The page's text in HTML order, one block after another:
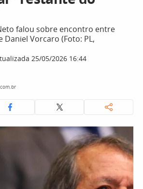
falou sobre encontro entre
Daniel Vorcaro (Foto: PL,
25/05/2026 16:44